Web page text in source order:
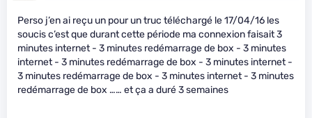
Perso j’en ai reçu un pour un truc téléchargé le 17/04/16 les
soucis c’est que durant cette période ma connexion faisait 3
minutes internet - 3 minutes redémarrage de box - 3 minutes
internet - 3 minutes redémarrage de box - 3 minutes internet -
3 minutes redémarrage de box - 3 minutes internet - 3 minutes
redémarrage de box …… et ça a duré 3 semaines